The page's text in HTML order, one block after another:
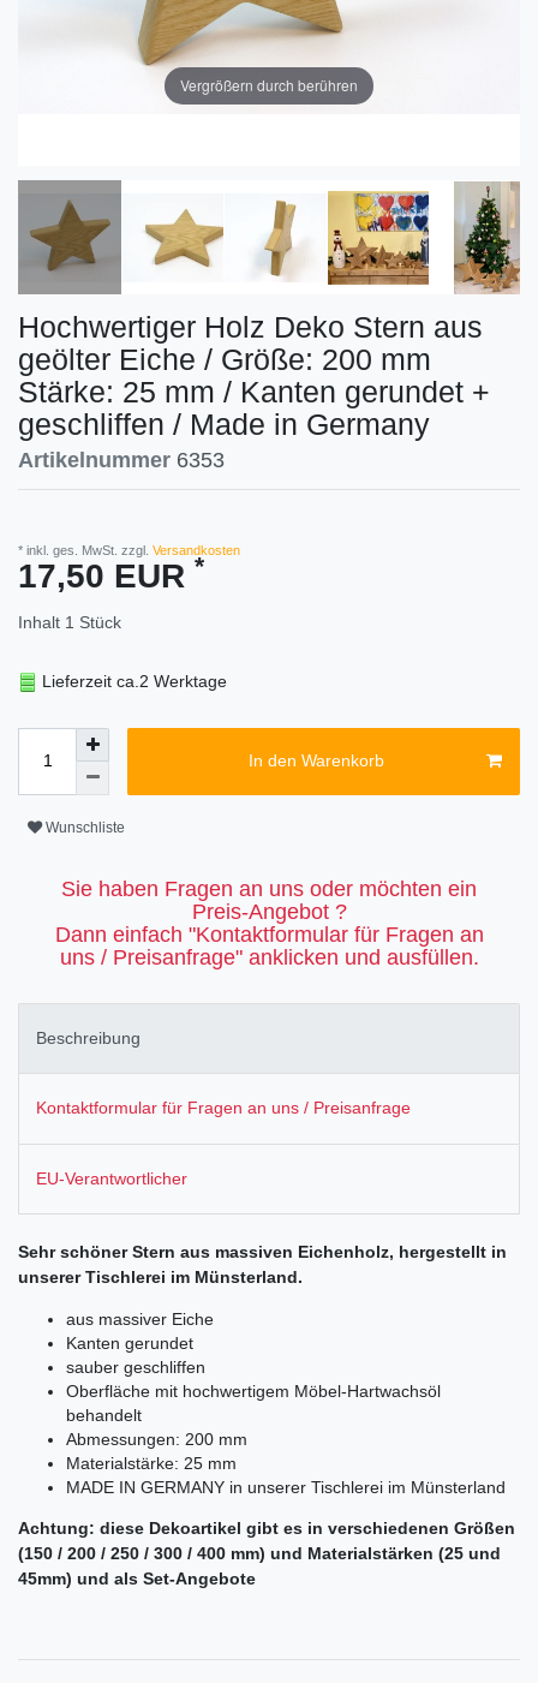
Vergrößern durch berühren
Hochwertiger Holz Deko Stern aus
geölter Eiche / Größe: 200 mm
Stärke: 25 mm / Kanten gerundet +
geschliffen / Made in Germany
Artikelnummer 6353
* inkl. ges. MwSt. zzgl. Versandkosten
17,50 EUR *
Inhalt 1 Stück
Lieferzeit ca.2 Werktage
In den Warenkorb
Wunschliste
Sie haben Fragen an uns oder möchten ein
Preis-Angebot ?
Dann einfach "Kontaktformular für Fragen an
uns / Preisanfrage" anklicken und ausfüllen.
Beschreibung
Kontaktformular für Fragen an uns / Preisanfrage
EU-Verantwortlicher
Sehr schöner Stern aus massiven Eichenholz, hergestellt in
unserer Tischlerei im Münsterland.
aus massiver Eiche
Kanten gerundet
sauber geschliffen
Oberfläche mit hochwertigem Möbel-Hartwachsöl
behandelt
Abmessungen: 200 mm
Materialstärke: 25 mm
MADE IN GERMANY in unserer Tischlerei im Münsterland
Achtung: diese Dekoartikel gibt es in verschiedenen Größen
(150 / 200 / 250 / 300 / 400 mm) und Materialstärken (25 und
45mm) und als Set-Angebote